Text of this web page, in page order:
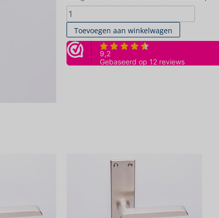
Toevoegen aan winkelwagen